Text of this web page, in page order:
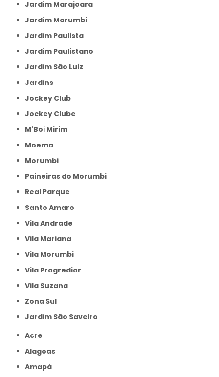
Jardim Marajoara
Jardim Morumbi
Jardim Paulista
Jardim Paulistano
Jardim São Luiz
Jardins
Jockey Club
Jockey Clube
M'Boi Mirim
Moema
Morumbi
Paineiras do Morumbi
Real Parque
Santo Amaro
Vila Andrade
Vila Mariana
Vila Morumbi
Vila Progredior
Vila Suzana
Zona Sul
jardim São Saveiro
Acre
Alagoas
Amapá